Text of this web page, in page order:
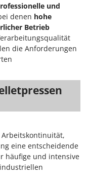
und
denen hohe
Betrieb
die Anforderungen
eine entscheidende
häufige und intensive